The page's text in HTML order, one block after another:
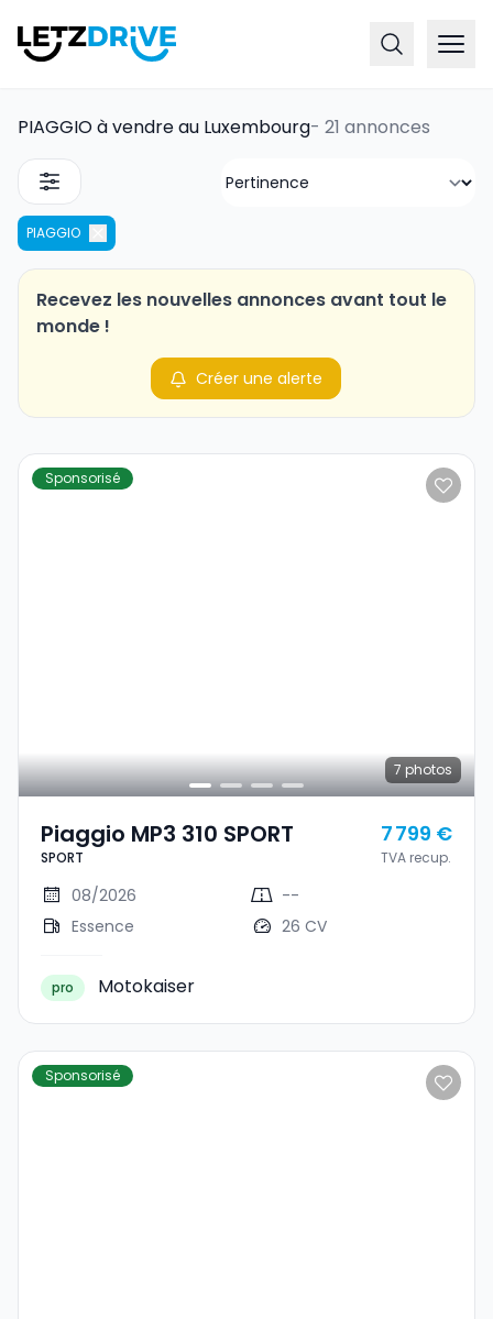
PIAGGIO à vendre au Luxembourg- 21 annonces
PIAGGIO
Recevez les nouvelles annonces avant tout le
monde !
Créer une alerte
Sponsorisé
7 photos
Piaggio MP3 310 SPORT
SPORT
7 799 €
TVA recup.
08/2026
--
Essence
26 CV
pro Motokaiser
Sponsorisé